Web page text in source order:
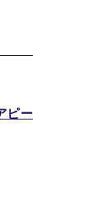
ピー